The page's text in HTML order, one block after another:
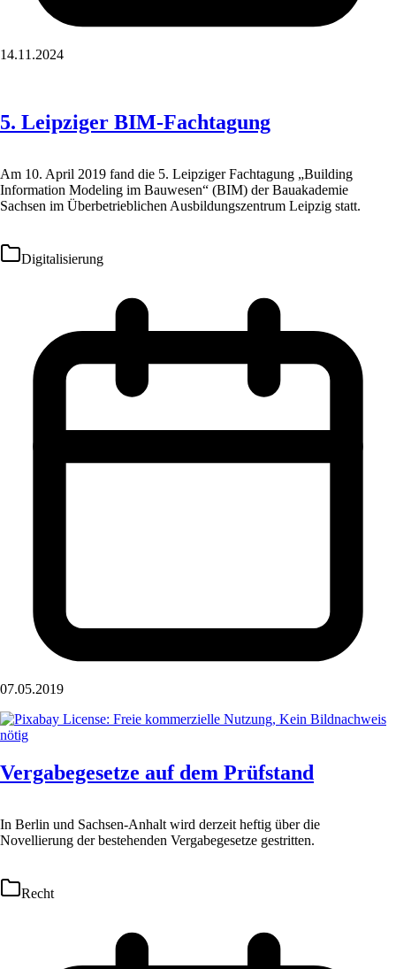
14.11.2024
5. Leipziger BIM-Fachtagung
Am 10. April 2019 fand die 5. Leipziger Fachtagung „Building
Information Modeling im Bauwesen“ (BIM) der Bauakademie
Sachsen im Überbetrieblichen Ausbildungszentrum Leipzig statt.
Digitalisierung
07.05.2019
Vergabegesetze auf dem Prüfstand
In Berlin und Sachsen-Anhalt wird derzeit heftig über die
Novellierung der bestehenden Vergabegesetze gestritten.
Recht